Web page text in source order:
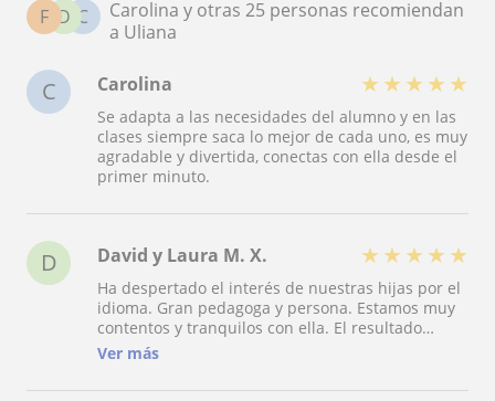
C
D
F
Carolina y otras 25 personas recomiendan
a Uliana
C Carolina ★ ★ ★ ★ ★
Se adapta a las necesidades del alumno y en las
clases siempre saca lo mejor de cada uno, es muy
agradable y divertida, conectas con ella desde el
primer minuto.
D David y Laura M. X. ★ ★ ★ ★ ★
Ha despertado el interés de nuestras hijas por el
idioma. Gran pedagoga y persona. Estamos muy
contentos y tranquilos con ella. El resultado
académico de las niñas ha mejorado
deseando la próxima clase.
Ver más